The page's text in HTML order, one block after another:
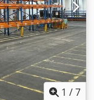
polcterhelés:
beleértve a
x átnyomó
PR9000
használt
szállítási
1 /7